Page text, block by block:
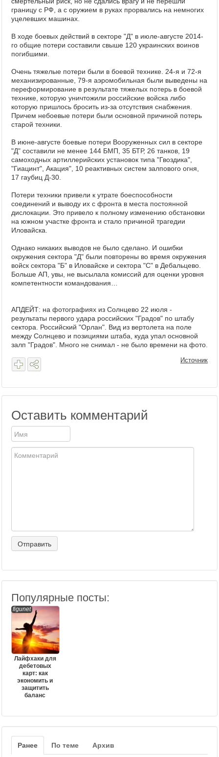
границу с РФ, а с оружием в руках прорвались на немногих
уцелевших машинах.
В ходе боевых действий в секторе "Д" в июле-августе 2014-
го общие потери составили свыше 120 украинских воинов
погибшими.
Очень тяжелые потери были в боевой технике. 24-я и 72-я
механизированные, 79-я аэромобильная были выведены на
переформирование в результате тяжелых потерь в боевой
технике, которую уничтожили российские войска либо
которую пришлось бросить из-за отсутствия снабжения.
Причем небоевые потери были основной причиной потерь
старой техники.
В июне-августе боевые потери Вооруженных сил в секторе
"Д" составили не менее 144 БМП, 35 БТР, 26 танков, 19
самоходных артиллерийских установок типа "Гвоздика",
"Гиацинт", Акация", 10 реактивных систем залпового огня,
17 гаубиц Д-30.
Потери техники привели к утрате боеспособности
соединений и выводу их с фронта в места постоянной
дислокации. Это привело к полному изменению обстановки
на южном участке фронта и стало причиной трагедии
Иловайска.
Однако никаких выводов не было сделано. И ошибки
окружения сектора "Д" были повторены во время окружения
войск сектора "Б" в Иловайске и сектора "С" в Дебальцево.
Больше АП, увы, не высылала комиссий для оценки уровня
компетентности командования…
АПДЕЙТ: на фотографиях из Солнцево 22 июля -
результаты первого удара российских "Градов" по штабу
сектора. Российский "Орлан". Вид из вертолета на поле
между Солнцево и позициями штаба, куда упал основной
залп "Градов". Много не снимал - не было времени на фото.
Источник
Оставить комментарий
Популярные посты:
figunet
Лайфхаки для
дебетовых
карт: как
экономить и
защитить
баланс
Ранее По теме Архив